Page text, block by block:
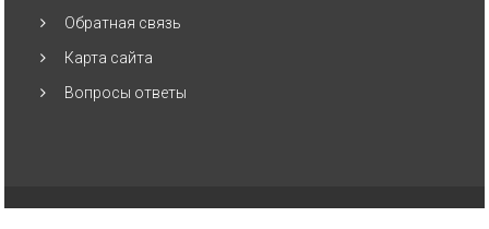
Обратная связь
Карта сайта
Вопросы ответы